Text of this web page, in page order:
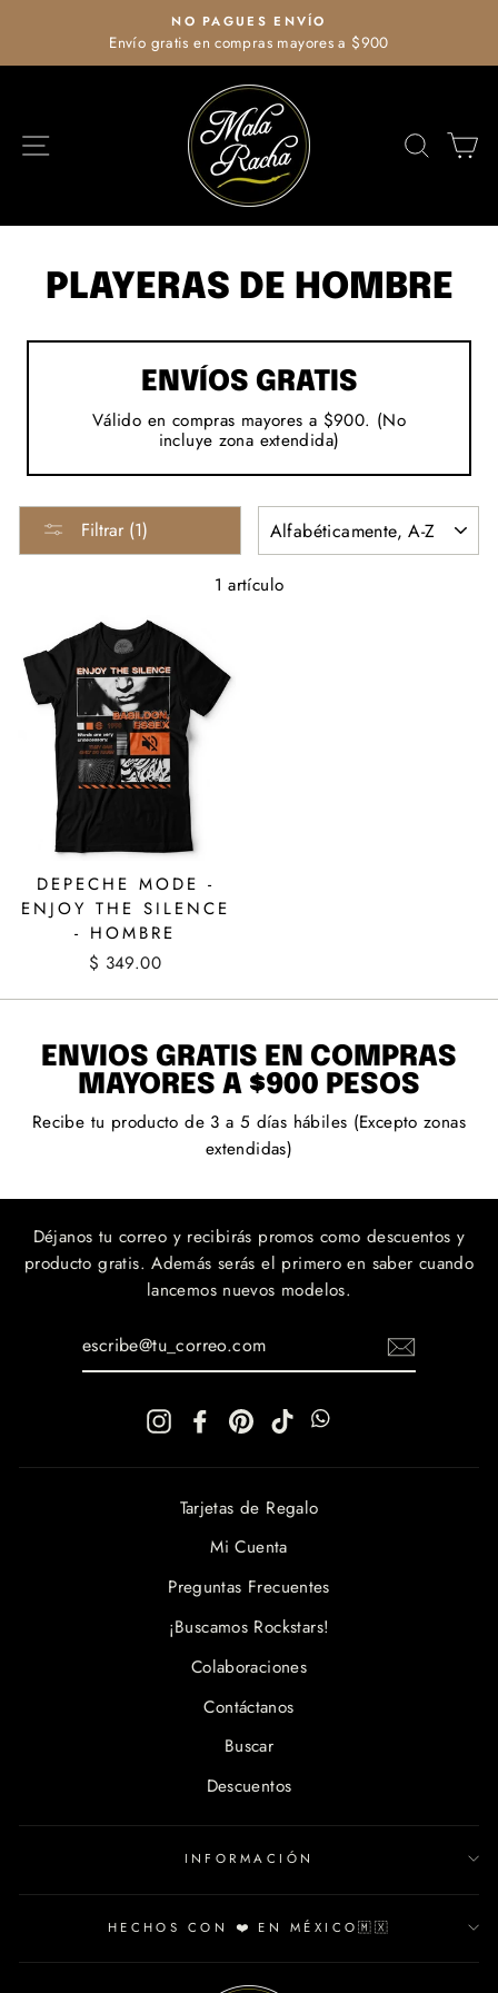
al
diapositivas
pausa
NO PAGUES ENVÍO
Envío gratis en compras mayores a $900
PLAYERAS DE HOMBRE
ENVÍOS GRATIS
Válido en compras mayores a $900. (No
incluye zona extendida)
Filtrar (1)
1 artículo
DEPECHE MODE -
ENJOY THE SILENCE
- HOMBRE
$ 349.00
ENVÍOS GRATIS EN COMPRAS
MAYORES A $900 PESOS
Recibe tu producto de 3 a 5 días hábiles (Excepto zonas
extendidas)
Déjanos tu correo y recibirás promos como descuentos y
producto gratis. Además serás el primero en saber cuando
lancemos nuevos modelos.
InstagramFacebookPinterestTikTok
Tarjetas de Regalo
Mi Cuenta
Preguntas Frecuentes
¡Buscamos Rockstars!
Colaboraciones
Contáctanos
Buscar
Descuentos
INFORMACIÓN
HECHOS CON ❤️ EN MÉXICO🇲🇽